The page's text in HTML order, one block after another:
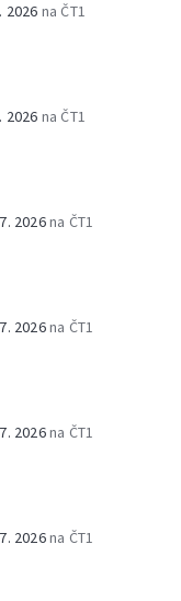
2026 na ČT1
2026 na ČT1
2026na ČT1
2026na ČT1
2026na ČT1
2026na ČT1